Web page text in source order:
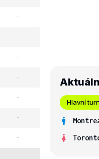
-
-
-
-
-
-
-
Hlavní